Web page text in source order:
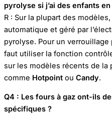
pyrolyse si j’ai des enfants en
R : Sur la plupart des
automatique et géré par
pyrolyse. Pour un
faut utiliser la fonction
sur les modèles récents de la
comme Hotpoint ou Candy.
Q4 : Les fours à gaz ont-ils
spécifiques ?